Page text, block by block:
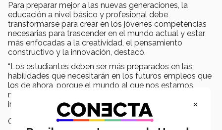
Para preparar mejor a las nuevas generaciones, la
educación a nivel básico y profesional debe
transformarse para crear en los jóvenes competencias
necesarias para trascender en el mundo actual y estar
más enfocadas a la creatividad, el pensamiento
constructivo y la innovación, destacó.
“Los estudiantes deben ser más preparados en las
habilidades que necesitarán en los futuros empleos que
los de ahora, porque el mundo al que nos estamos
moviendo es uno muy diferente al que vivimos hoy”,
indicó.
Campus:
×